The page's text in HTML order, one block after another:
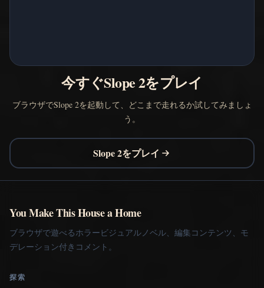
今すぐSlope 2をプレイ
ブラウザでSlope 2を起動して、どこまで走れるか試してみましょ
う。
Slope 2をプレイ
You Make This House a Home
ブラウザで遊べるホラービジュアルノベル、編集コンテンツ、モ
デレーション付きコメント。
探索